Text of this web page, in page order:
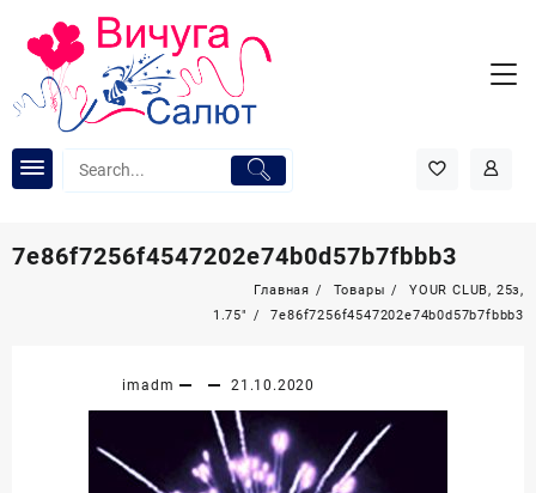
содержимому
7e86f7256f4547202e74b0d57b7fbbb3
Главная Товары
YOUR CLUB, 25з,
1.75″
7e86f7256f4547202e74b0d57b7fbbb3
imadm 21.10.2020